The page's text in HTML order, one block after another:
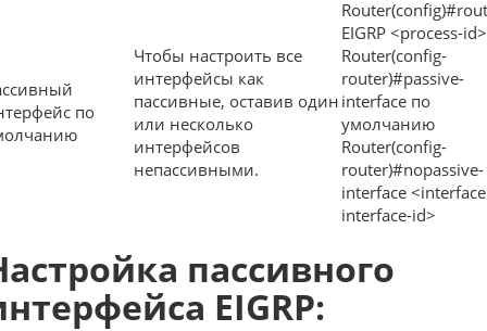
по
Чтобы настроить все
интерфейсы как
пассивные, оставив один
или несколько
интерфейсов
непассивными.
EIGRP <process-id>
Router(config-
router)#passive-
interface по
умолчанию
Router(config-
router)#nopassive-
interface <interface
interface-id>
пассивного
EIGRP: